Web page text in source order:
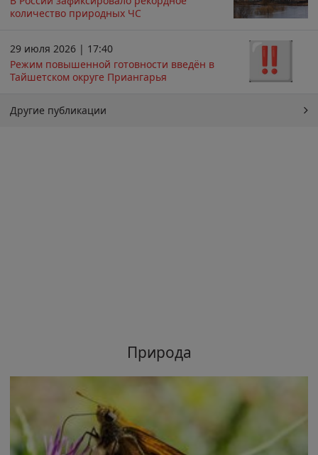
количество природных ЧС
29 июля 2026 | 17:40
Режим повышенной готовности введён в
Тайшетском округе Приангарья
Другие публикации
Природа